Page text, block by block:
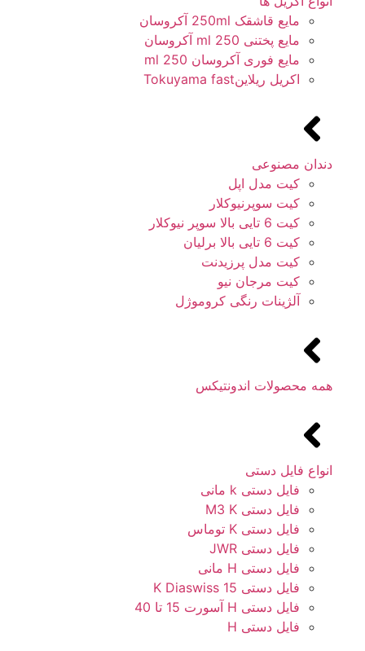
مایع قاشقک 250ml آکروسان
مایع پختنی 250 ml آکروسان
مایع فوری آکروسان 250 ml
اکریل ریلاینTokuyama fast
دندان مصنوعی
کیت مدل اپل
کیت سوپرنیوکلار
کیت 6 تایی بالا سوپر نیوکلار
کیت 6 تایی بالا برلیان
کیت مدل پرزیدنت
کیت مرجان نیو
آلژینات رنگی کروموژل
همه محصولات اندونتیکس
انواع فایل دستی
فایل دستی k مانی
فایل دستی M3 K
فایل دستی K توماس
فایل دستی JWR
فایل دستی H مانی
فایل دستی 15 K Diaswiss
فایل دستی H آسورت 15 تا 40
فایل دستی H